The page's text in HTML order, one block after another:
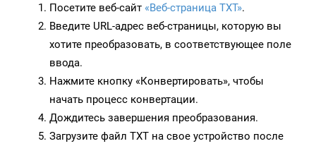
Посетите веб-сайт «Веб-страница TXT».
Введите URL-адрес веб-страницы, которую вы
хотите преобразовать, в соответствующее поле
ввода.
Нажмите кнопку «Конвертировать», чтобы
начать процесс конвертации.
Дождитесь завершения преобразования.
Загрузите файл TXT на свое устройство после